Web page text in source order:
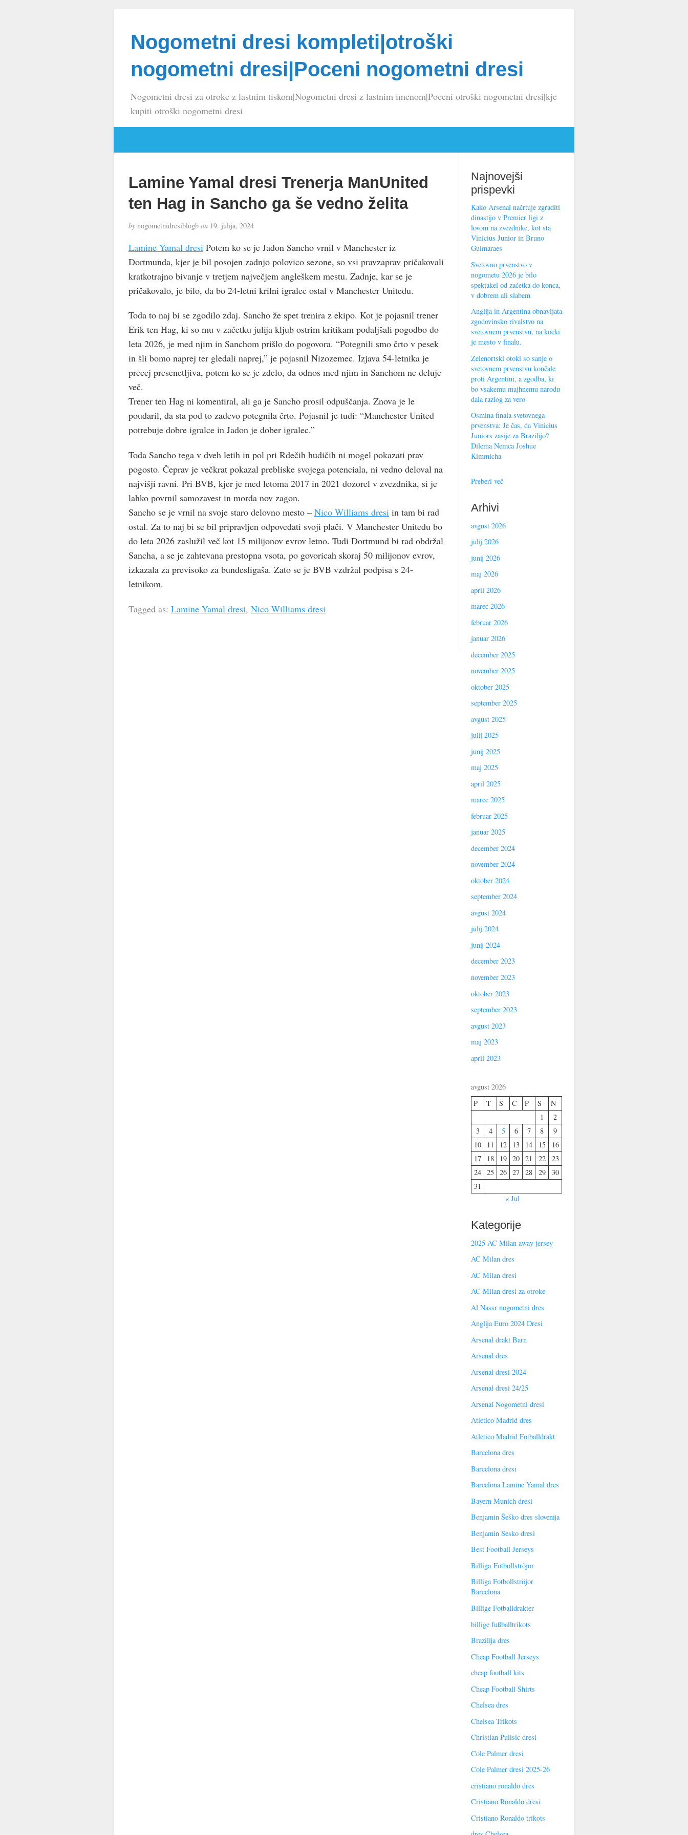
Nogometni dresi kompleti|otroški
nogometni dresi|Poceni nogometni dresi
Nogometni dresi za otroke z lastnim tiskom|Nogometni dresi z lastnim imenom|Poceni otroški nogometni dresi|kje
kupiti otroški nogometni dresi
Lamine Yamal dresi Trenerja ManUnited
ten Hag in Sancho ga še vedno želita
bynogometnidresiblogb on19. julija, 2024
Lamine Yamal dresi Potem ko se je Jadon Sancho vrnil v Manchester iz
Dortmunda, kjer je bil posojen zadnjo polovico sezone, so vsi pravzaprav pričakovali
kratkotrajno bivanje v tretjem največjem angleškem mestu. Zadnje, kar se je
pričakovalo, je bilo, da bo 24-letni krilni igralec ostal v Manchester Unitedu.
Toda to naj bi se zgodilo zdaj. Sancho že spet trenira z ekipo. Kot je pojasnil trener
Erik ten Hag, ki so mu v začetku julija kljub ostrim kritikam podaljšali pogodbo do
leta 2026, je med njim in Sanchom prišlo do pogovora. “Potegnili smo črto v pesek
in šli bomo naprej ter gledali naprej,” je pojasnil Nizozemec. Izjava 54-letnika je
precej presenetljiva, potem ko se je zdelo, da odnos med njim in Sanchom ne deluje
več.
Trener ten Hag ni komentiral, ali ga je Sancho prosil odpuščanja. Znova je le
poudaril, da sta pod to zadevo potegnila črto. Pojasnil je tudi: “Manchester United
potrebuje dobre igralce in Jadon je dober igralec.”
Toda Sancho tega v dveh letih in pol pri Rdečih hudičih ni mogel pokazati prav
pogosto. Čeprav je večkrat pokazal prebliske svojega potenciala, ni vedno deloval na
najvišji ravni. Pri BVB, kjer je med letoma 2017 in 2021 dozorel v zvezdnika, si je
lahko povrnil samozavest in morda nov zagon.
Sancho se je vrnil na svoje staro delovno mesto – Nico Williams dresiin tam bi rad
ostal. Za to naj bi se bil pripravljen odpovedati svoji plači. V Manchester Unitedu bo
do leta 2026 zaslužil več kot 15 milijonov evrov letno. Tudi Dortmund bi rad obdržal
Sancha, a se je zahtevana prestopna vsota, po govoricah skoraj 50 milijonov evrov,
izkazala za previsoko za bundesligaša. Zato se je BVB vzdržal podpisa s 24-
letnikom.
Tagged as: Lamine Yamal dresi, Nico Williams dresi
Najnovejši
prispevki
Kako Arsenal načrtuje zgraditi
dinastijo v Premier ligi z
lovom na zvezdnike, kot sta
Vinicius Junior in Bruno
Guimaraes
Svetovno prvenstvo v
nogometu 2026 je bilo
spektakel od začetka do konca,
v dobrem ali slabem
Anglija in Argentina obnavljata
zgodovinsko rivalstvo na
svetovnem prvenstvu, na kocki
je mesto v finalu.
Zelenortski otoki so sanje o
svetovnem prvenstvu končale
proti Argentini, a zgodba, ki
bo vsakemu majhnemu narodu
dala razlog za vero
Osmina finala svetovnega
prvenstva: Je čas, da Vinicius
Juniors zasije za Brazilijo?
Dilema Nemca Joshue
Kimmicha
Preberi več
Arhivi
avgust 2026
julij 2026
junij 2026
maj 2026
april 2026
marec 2026
februar 2026
januar 2026
december 2025
november 2025
oktober 2025
september 2025
avgust 2025
julij 2025
junij 2025
maj 2025
april 2025
marec 2025
februar 2025
januar 2025
december 2024
november 2024
oktober 2024
september 2024
avgust 2024
julij 2024
junij 2024
december 2023
november 2023
oktober 2023
september 2023
avgust 2023
maj 2023
april 2023
avgust 2026
P
T S Č P S
N
1
2
3
4 5 6 7 8
9
10
11 12 13 14 15
16
17
18 19 20 21 22
23
24 25 26 27 28 29
30
31
« Jul
Kategorije
2025 AC Milan away jersey
AC Milan dres
AC Milan dresi
AC Milan dresi za otroke
Al Nassr nogometni dres
Anglija Euro 2024 Dresi
Arsenal drakt Barn
Arsenal dres
Arsenal dresi 2024
Arsenal dresi 24/25
Arsenal Nogometni dresi
Atletico Madrid dres
Atletico Madrid Fotballdrakt
Barcelona dres
Barcelona dresi
Barcelona Lamine Yamal dres
Bayern Munich dresi
Benjamin Šeško dres slovenija
Benjamin Sesko dresi
Best Football Jerseys
Billiga Fotbollströjor
Billiga Fotbollströjor
Barcelona
Billige Fotballdrakter
billige fußballtrikots
Brazilija dres
Cheap Football Jerseys
cheap football kits
Cheap Football Shirts
Chelsea dres
Chelsea Trikots
Christian Pulisic dresi
Cole Palmer dresi
Cole Palmer dresi 2025-26
cristiano ronaldo dres
Cristiano Ronaldo dresi
Cristiano Ronaldo trikots